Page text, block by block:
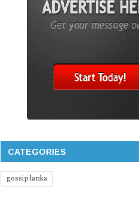
CATEGORIES
gossip lanka